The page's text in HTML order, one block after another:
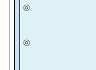
◎
◎